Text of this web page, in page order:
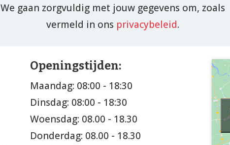
We gaan zorgvuldig met jouw gegevens om, zoals
vermeld in ons privacybeleid.
Openingstijden:
Maandag: 08:00 - 18:30
Dinsdag: 08:00 - 18:30
Woensdag: 08.00 - 18.30
Donderdag: 08.00 - 18.30